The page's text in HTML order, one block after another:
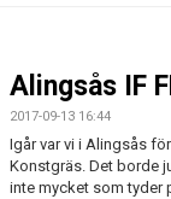
DOKUMENT
KONTAKT
Alingsås IF
2017-09-13 16:44
Igår var vi i Alingsås
Konstgräs. Det borde
inte mycket som tyder